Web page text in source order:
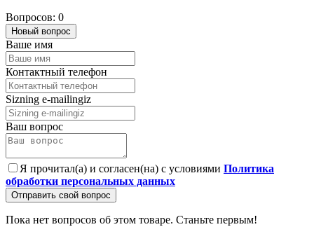
Вопросов: 0
Новый вопрос
Ваше имя
Контактный телефон
Sizning e-mailingiz
Ваш вопрос
Я прочитал(а) и согласен(на) с условиями Политика
обработки персональных данных
Отправить свой вопрос
Пока нет вопросов об этом товаре. Станьте первым!